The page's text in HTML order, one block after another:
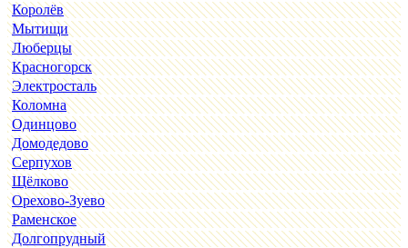
Королёв
Мытищи
Люберцы
Красногорск
Электросталь
Коломна
Одинцово
Домодедово
Серпухов
Щёлково
Орехово-Зуево
Раменское
Долгопрудный